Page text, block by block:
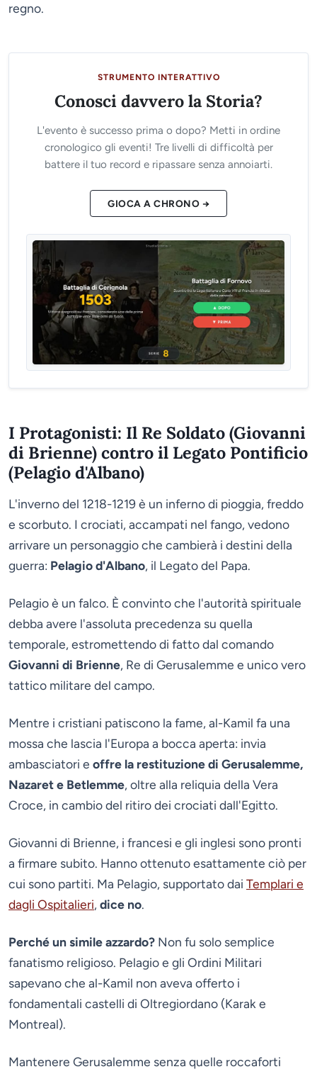
regno.
STRUMENTO INTERATTIVO
Conosci davvero la Storia?
L'evento è successo prima o dopo? Metti in ordine
cronologico gli eventi! Tre livelli di difficoltà per
battere il tuo record e ripassare senza annoiarti.
GIOCA A CHRONO →
I Protagonisti: Il Re Soldato (Giovanni
di Brienne) contro il Legato Pontificio
(Pelagio d'Albano)
L'inverno del 1218-1219 è un inferno di pioggia, freddo
e scorbuto. I crociati, accampati nel fango, vedono
arrivare un personaggio che cambierà i destini della
guerra: Pelagio d'Albano, il Legato del Papa.
Pelagio è un falco. È convinto che l'autorità spirituale
debba avere l'assoluta precedenza su quella
temporale, estromettendo di fatto dal comando
Giovanni di Brienne, Re di Gerusalemme e unico vero
tattico militare del campo.
Mentre i cristiani patiscono la fame, al-Kamil fa una
mossa che lascia l'Europa a bocca aperta: invia
ambasciatori e offre la restituzione di Gerusalemme,
Nazaret e Betlemme, oltre alla reliquia della Vera
Croce, in cambio del ritiro dei crociati dall'Egitto.
Giovanni di Brienne, i francesi e gli inglesi sono pronti
a firmare subito. Hanno ottenuto esattamente ciò per
cui sono partiti. Ma Pelagio, supportato dai Templari e
dagli Ospitalieri, dice no.
Perché un simile azzardo? Non fu solo semplice
fanatismo religioso. Pelagio e gli Ordini Militari
sapevano che al-Kamil non aveva offerto i
fondamentali castelli di Oltregiordano (Karak e
Montreal).
Mantenere Gerusalemme senza quelle roccaforti